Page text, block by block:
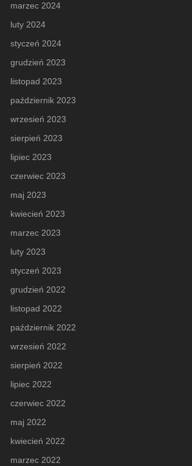
marzec 2024
luty 2024
styczeń 2024
grudzień 2023
listopad 2023
październik 2023
wrzesień 2023
sierpień 2023
lipiec 2023
czerwiec 2023
maj 2023
kwiecień 2023
marzec 2023
luty 2023
styczeń 2023
grudzień 2022
listopad 2022
październik 2022
wrzesień 2022
sierpień 2022
lipiec 2022
czerwiec 2022
maj 2022
kwiecień 2022
marzec 2022